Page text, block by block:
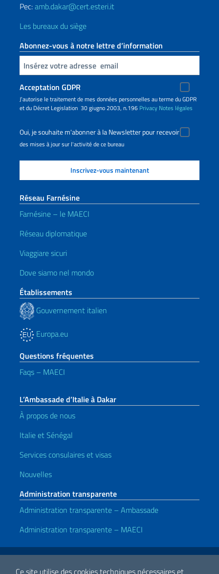
Ce site utilise des cookies techniques nécessaires et
Pec:amb.dakar@cert.esteri.it
Les bureaux du siège
Abonnez-vous à notre lettre d’information
Insert your email
Acceptation GDPR
J’autorise le traitement de mes données personnelles au terme du GDPR
et du Décret Legislation 30 giugno 2003, n.196 Privacy Notes légales
Oui, je souhaite m'abonner à la Newsletter pour recevoir
des mises à jour sur l'activité de ce bureau
Réseau Farnésine
Farnésine – le MAECI
Réseau diplomatique
Viaggiare sicuri
Dove siamo nel mondo
Établissements
Gouvernement italien
Europa.eu
Questions fréquentes
Faqs – MAECI
L’Ambassade d’Italie à Dakar
À propos de nous
Italie et Sénégal
Services consulaires et visas
Nouvelles
Administration transparente
Administration transparente – Ambassade
Administration transparente – MAECI
Liens utiles